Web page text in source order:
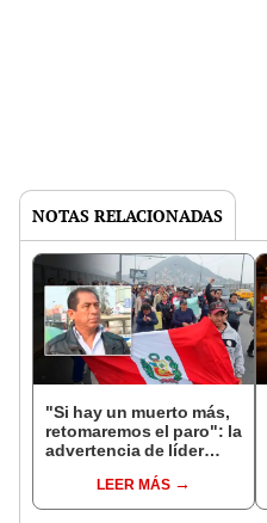
NOTAS RELACIONADAS
"Si hay un muerto más,
retomaremos el paro": la
advertencia de líder
medidas del Gobierno
LEER MÁS